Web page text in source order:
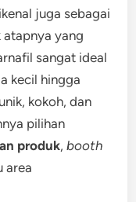
juga sebagai
atapnya yang
sangat ideal
kecil hingga
kokoh, dan
pilihan
produk,booth
area